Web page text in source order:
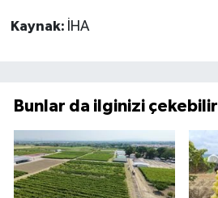
Kaynak: İHA
Bunlar da ilginizi çekebilir